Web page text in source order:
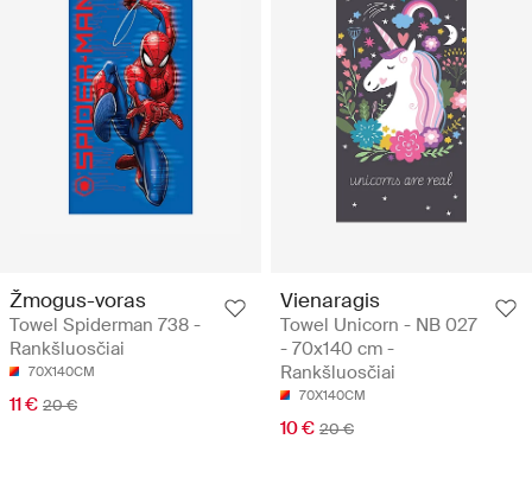
Žmogus-voras
Towel Spiderman 738 -
Rankšluosčiai
70X140CM
11 € 20 €
Vienaragis
Towel Unicorn - NB 027
- 70x140 cm -
Rankšluosčiai
70X140CM
10 € 20 €